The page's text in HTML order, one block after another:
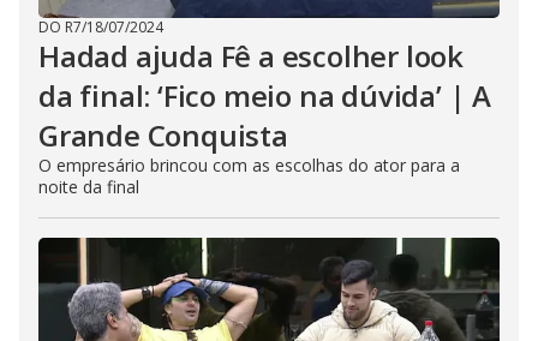
DO R7/18/07/2024
Hadad ajuda Fê a escolher look
da final: ‘Fico meio na dúvida’ | A
Grande Conquista
O empresário brincou com as escolhas do ator para a
noite da final